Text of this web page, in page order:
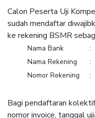
Calon Peserta Uji
sudah mendaftar
ke rekening BSMR
Nama Bank :
Nama Rekening
:
Nomor Rekening
:
Bagi pendaftaran
nomor invoice, tanggal